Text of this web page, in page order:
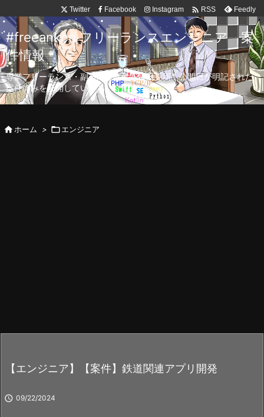
Twitter Facebook Instagram  RSS Feedly
#freeanken フリーランスエンジニア 案
件情報
専業フリーランス・副業向け案件を毎日更新！公開日が明記された
案件のみを公開しています。
ホーム > エンジニア
【エンジニア】【案件】鉄道関連アプリ開発
 09/22/2024